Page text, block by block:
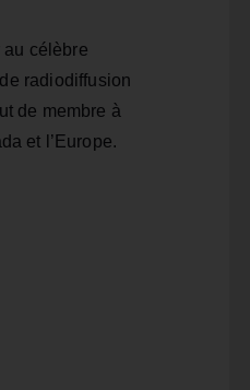
au célèbre
radiodiffusion
de membre à
et l’Europe.